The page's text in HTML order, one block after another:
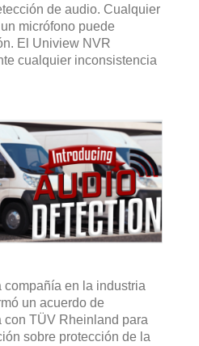
de audio. Cualquier
micrófono puede
El Uniview NVR
cualquier inconsistencia
en la industria
un acuerdo de
TÜV Rheinland para
sobre protección de la